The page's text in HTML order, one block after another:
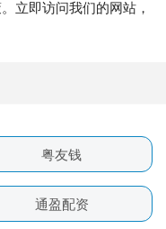
立即访问我们的网站，
粤友钱
通盈配资